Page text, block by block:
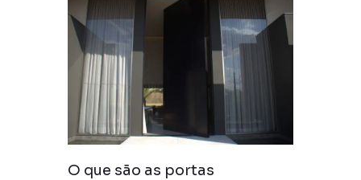
O que são as portas